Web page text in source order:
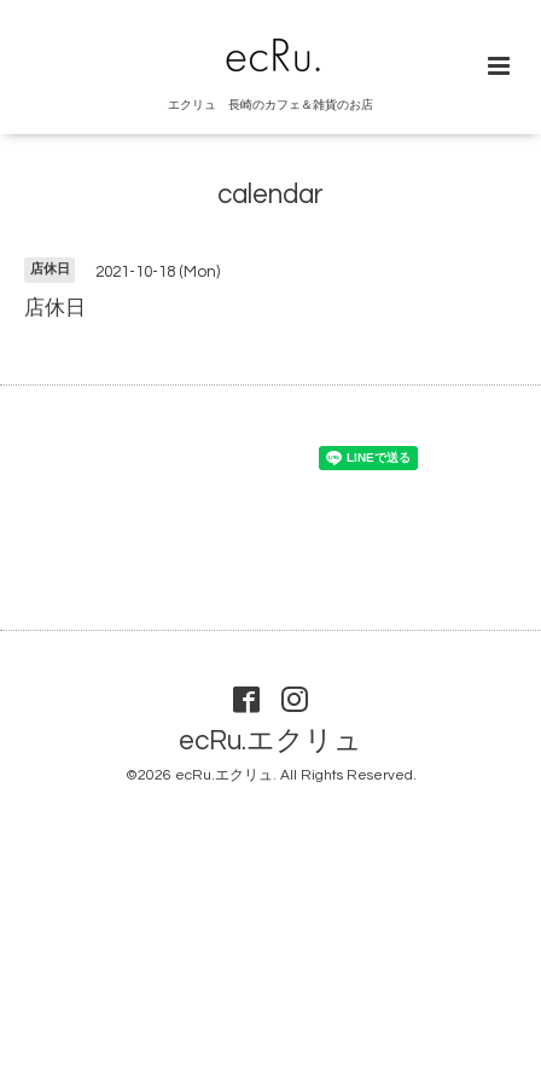
エクリュ 長崎のカフェ＆雑貨のお店
calendar
店休日 2021-10-18 (Mon)
店休日
ecRu.エクリュ
©2026 ecRu.エクリュ. All Rights Reserved.